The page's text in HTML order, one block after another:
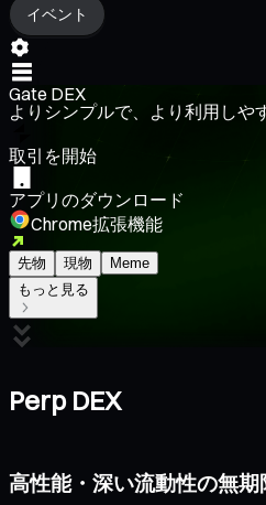
イベント
Gate DEX
よりシンプルで、より利用しや
取引を開始
アプリのダウンロード
Chrome拡張機能
先物 現物
Meme
もっと見る
Perp DEX
高性能・深い流動性の無期